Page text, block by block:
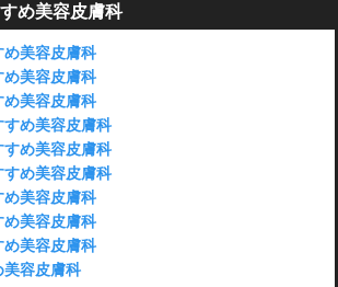
め美容皮膚科
美容皮膚科
美容皮膚科
美容皮膚科
め美容皮膚科
め美容皮膚科
め美容皮膚科
美容皮膚科
美容皮膚科
美容皮膚科
美容皮膚科